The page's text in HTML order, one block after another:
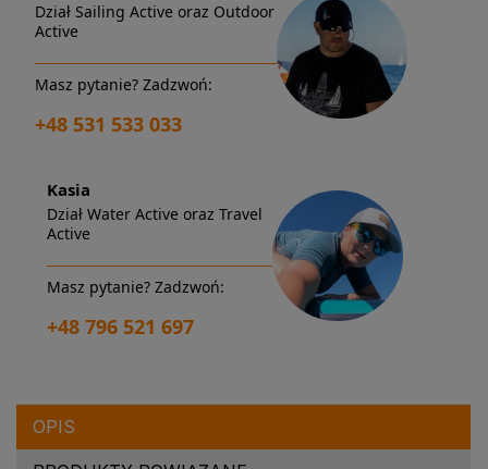
Dział Sailing Active oraz Outdoor
Active
Masz pytanie? Zadzwoń:
+48 531 533 033
Kasia
Dział Water Active oraz Travel
Active
Masz pytanie? Zadzwoń:
+48 796 521 697
OPIS